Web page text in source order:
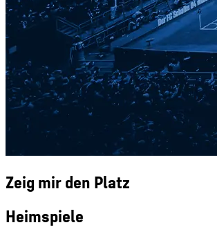
Zeig mir den Platz
Heimspiele